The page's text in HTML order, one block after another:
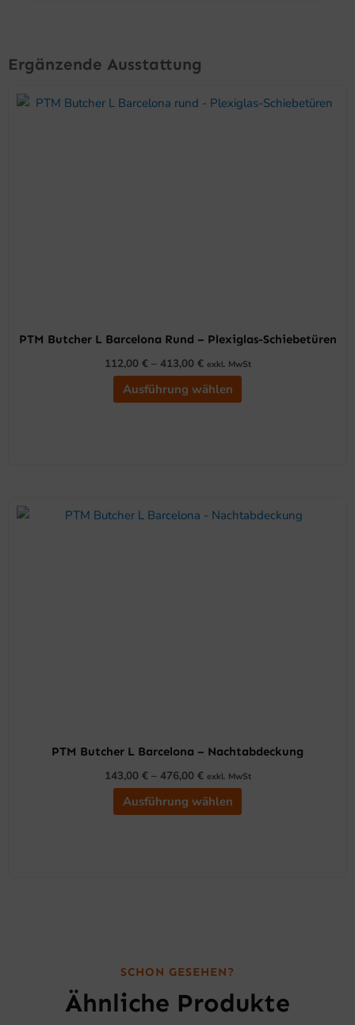
Ergänzende Ausstattung
PTM Butcher L Barcelona Rund – Plexiglas-Schiebetüren
112,00 €– 413,00 € exkl. MwSt
Ausführung wählen
Produkt
werden
PTM Butcher L Barcelona – Nachtabdeckung
143,00 €– 476,00 € exkl. MwSt
Ausführung wählen
werden
SCHON GESEHEN?
Ähnliche Produkte